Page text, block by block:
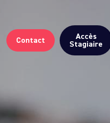
Contact Accès
Stagiaire